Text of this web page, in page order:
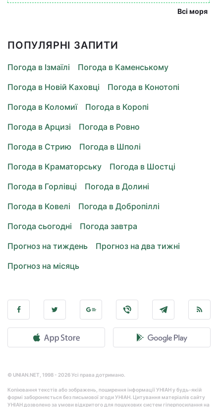
Всі моря
ПОПУЛЯРНІ ЗАПИТИ
Погода в Ізмаїлі
Погода в Каменському
Погода в Новій Каховці
Погода в Конотопі
Погода в Коломиї
Погода в Коропі
Погода в Арцизі
Погода в Ровно
Погода в Стрию
Погода в Шполі
Погода в Краматорську
Погода в Шостці
Погода в Горлівці
Погода в Долині
Погода в Ковелі
Погода в Добропіллі
Погода сьогодні
Погода завтра
Прогноз на тиждень
Прогноз на два тижні
Прогноз на місяць
© UNIAN.NET, 1998 - 2026 Усі права дотримано.
Копіювання текстів або зображень, поширення інформації УНІАН у будь-якій
формі забороняється без письмової згоди УНІАН. Цитування матеріалів сайту
УНІАН дозволено за умови відкритого для пошукових систем гіперпосилання на